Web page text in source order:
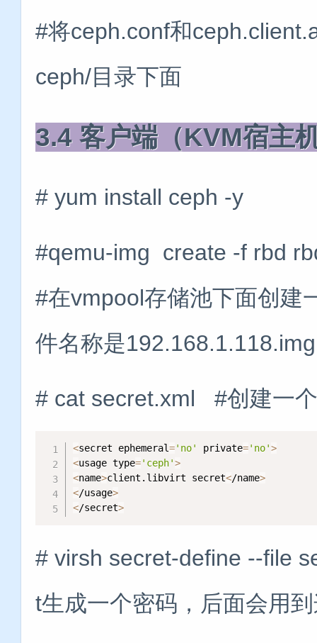
#将ceph.conf和
ceph/目录下面
3.4 客户端（KVM宿主
# yum install ceph -y
#qemu-img create -f rbd
#在vmpool存储池下面创建
件名称是192.168.1.118.img
# cat secret.xml #创建一
<secret ephemeral='no' private='no'>
<usage type='ceph'>
<name>client.libvirt secret</name>
</usage>
</secret>
# virsh secret-define --file
t生成一个密码，后面会用